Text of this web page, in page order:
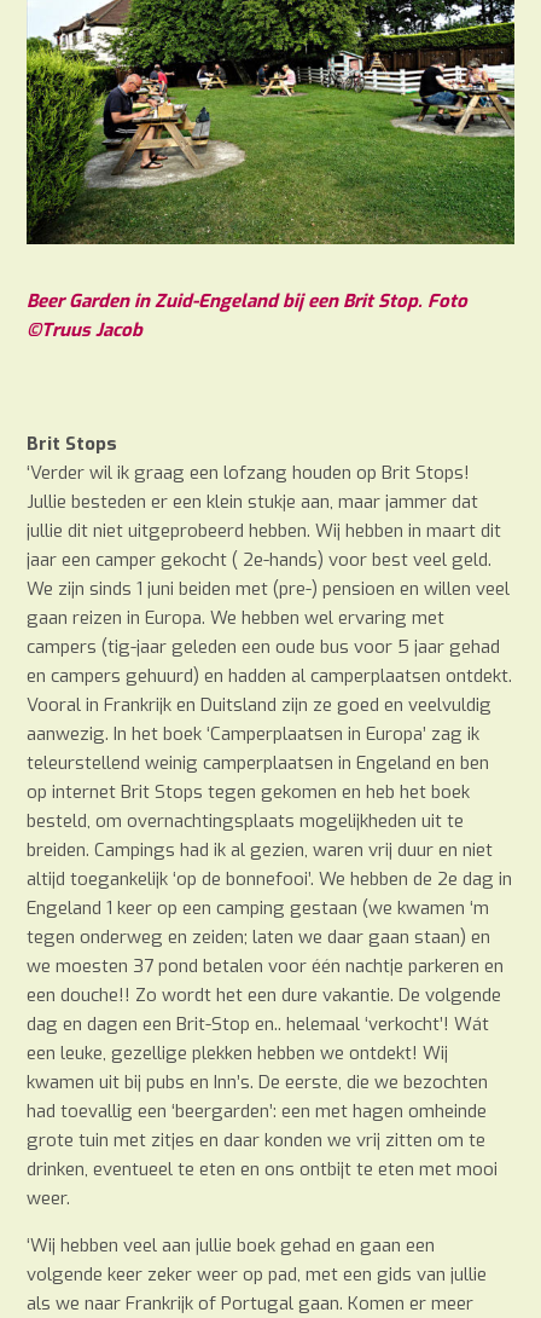
Beer Garden in Zuid-Engeland bij een Brit Stop. Foto
©Truus Jacob
Brit Stops
‘Verder wil ik graag een lofzang houden op Brit Stops!
Jullie besteden er een klein stukje aan, maar jammer dat
jullie dit niet uitgeprobeerd hebben. Wij hebben in maart dit
jaar een camper gekocht ( 2e-hands) voor best veel geld.
We zijn sinds 1 juni beiden met (pre-) pensioen en willen veel
gaan reizen in Europa. We hebben wel ervaring met
campers (tig-jaar geleden een oude bus voor 5 jaar gehad
en campers gehuurd) en hadden al camperplaatsen ontdekt.
Vooral in Frankrijk en Duitsland zijn ze goed en veelvuldig
aanwezig. In het boek ‘Camperplaatsen in Europa’ zag ik
teleurstellend weinig camperplaatsen in Engeland en ben
op internet Brit Stops tegen gekomen en heb het boek
besteld, om overnachtingsplaats mogelijkheden uit te
breiden. Campings had ik al gezien, waren vrij duur en niet
altijd toegankelijk ‘op de bonnefooi’. We hebben de 2e dag in
Engeland 1 keer op een camping gestaan (we kwamen ‘m
tegen onderweg en zeiden; laten we daar gaan staan) en
we moesten 37 pond betalen voor één nachtje parkeren en
een douche!! Zo wordt het een dure vakantie. De volgende
dag en dagen een Brit-Stop en.. helemaal ‘verkocht’! Wát
een leuke, gezellige plekken hebben we ontdekt! Wij
kwamen uit bij pubs en Inn’s. De eerste, die we bezochten
had toevallig een ‘beergarden’: een met hagen omheinde
grote tuin met zitjes en daar konden we vrij zitten om te
drinken, eventueel te eten en ons ontbijt te eten met mooi
weer.
‘Wij hebben veel aan jullie boek gehad en gaan een
volgende keer zeker weer op pad, met een gids van jullie
als we naar Frankrijk of Portugal gaan. Komen er meer